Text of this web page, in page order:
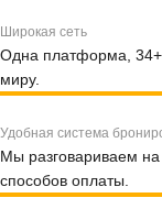
Широкая сеть
Одна платформа,
миру.
Удобная система
Мы разговариваем
способов оплаты.